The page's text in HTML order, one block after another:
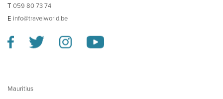
T 059 80 73 74
E info@travelworld.be
Mauritius